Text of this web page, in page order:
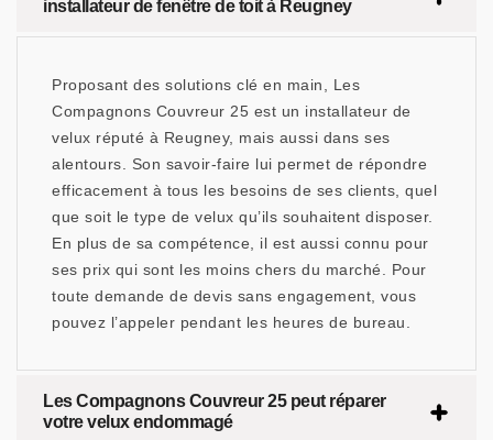
installateur de fenêtre de toit à Reugney
Proposant des solutions clé en main, Les
Compagnons Couvreur 25 est un installateur de
velux réputé à Reugney, mais aussi dans ses
alentours. Son savoir-faire lui permet de répondre
efficacement à tous les besoins de ses clients, quel
que soit le type de velux qu’ils souhaitent disposer.
En plus de sa compétence, il est aussi connu pour
ses prix qui sont les moins chers du marché. Pour
toute demande de devis sans engagement, vous
pouvez l’appeler pendant les heures de bureau.
Les Compagnons Couvreur 25 peut réparer
votre velux endommagé